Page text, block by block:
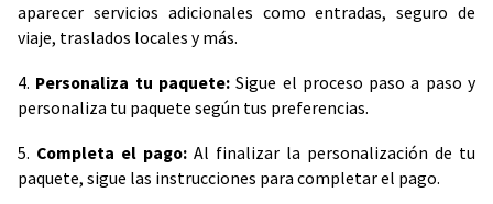
aparecer servicios adicionales como entradas, seguro de
viaje, traslados locales y más.
4. Personaliza tu paquete:Sigue el proceso paso a paso y
personaliza tu paquete según tus preferencias.
5. Completa el pago: Al finalizar la personalización de tu
paquete, sigue las instrucciones para completar el pago.